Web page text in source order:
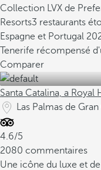
Collection LVX de
Resorts3 restaurants
Espagne et Portugal
Tenerife récompensé
Comparer
Santa Catalina, a Royal
Las Palmas de
4.6/5
2080 commentaires
Une icône du luxe et